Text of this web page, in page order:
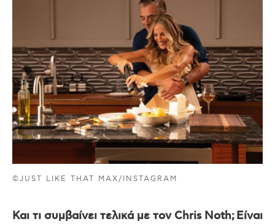
©JUST LIKE THAT MAX/INSTAGRAM
Και τι συμβαίνει τελικά με τον Chris Noth;Είναι